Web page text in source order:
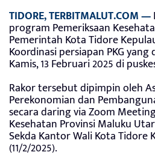
TIDORE, TERBITMALUT.COM —
program Pemeriksaan
Pemerintah Kota Tidore
Koordinasi persiapan PKG yang
Kamis, 13 Februari 2025 di
Rakor tersebut dipimpin oleh
Perekonomian dan
secara daring via Zoom
Kesehatan Provinsi Maluku
Sekda Kantor Wali Kota Tidore
(11/2/2025).